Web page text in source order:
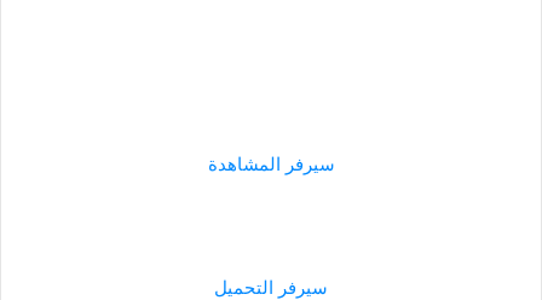
سيرفر المشاهدة
سيرفر التحميل